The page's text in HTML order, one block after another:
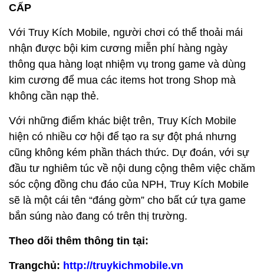
CẤP
Với Truy Kích Mobile, người chơi có thể thoải mái
nhận được bội kim cương miễn phí hàng ngày
thông qua hàng loạt nhiệm vụ trong game và dùng
kim cương để mua các items hot trong Shop mà
không cần nạp thẻ.
Với những điểm khác biệt trên, Truy Kích Mobile
hiện có nhiều cơ hội để tạo ra sự đột phá nhưng
cũng không kém phần thách thức. Dự đoán, với sự
đầu tư nghiêm túc về nội dung cộng thêm việc chăm
sóc cộng đồng chu đáo của NPH, Truy Kích Mobile
sẽ là một cái tên “đáng gờm” cho bất cứ tựa game
bắn súng nào đang có trên thị trường.
Theo dõi thêm thông tin tại:
Trangchủ: http://truykichmobile.vn